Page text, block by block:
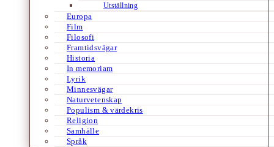
Utställning
Europa
Film
Filosofi
Framtidsvägar
Historia
In memoriam
Lyrik
Minnesvägar
Naturvetenskap
Populism & värdekris
Religion
Samhälle
Språk